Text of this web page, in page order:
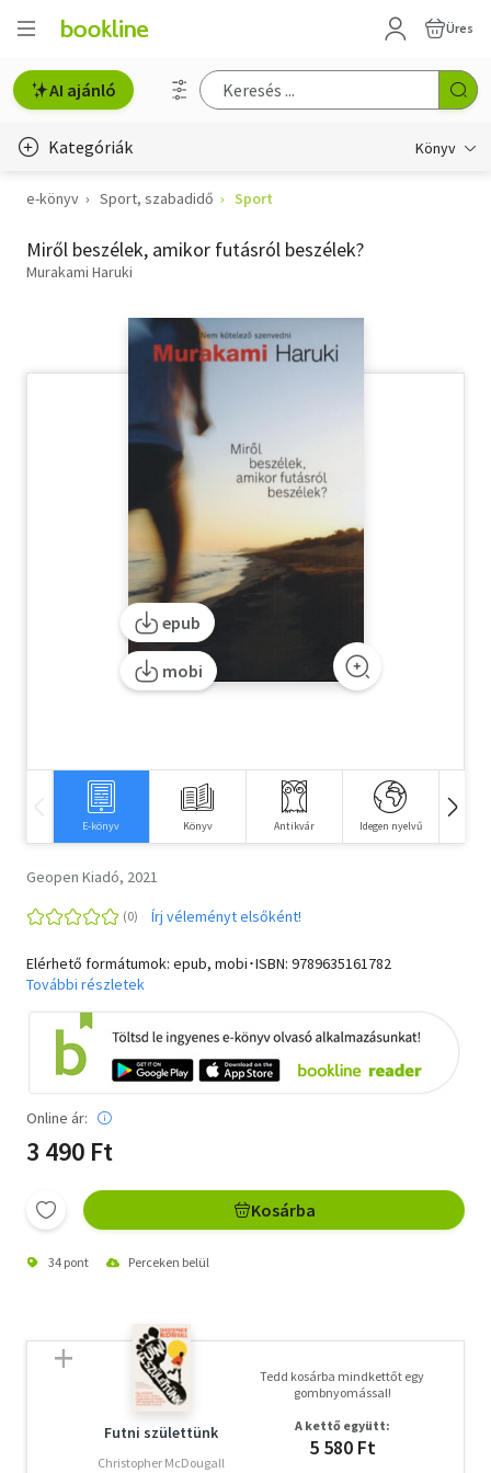
Üres
AI ajánló
Kategóriák Könyv
Életmód, egészség
Erotika
Hobbi, szabadidő
Szótár, nyelvkönyv
Tankönyv, segédkönyv
Társadalomtudomány
Természettudomány
Vallás
e-könyv Sport, szabadidő Sport
Miről beszélek, amikor futásról beszélek?
Murakami Haruki
epub
mobi
E-könyv Könyv Antikvár Idegen nyelvű
Geopen Kiadó, 2021
Írj véleményt elsőként!
Elérhető formátumok: epub, mobi･ISBN: 9789635161782
További részletek
Online ár:
3 490 Ft
Kosárba
34 pont Perceken belül
Futni születtünk
Christopher McDougall
Tedd kosárba mindkettőt egy
gombnyomással!
A kettő együtt:
5 580 Ft